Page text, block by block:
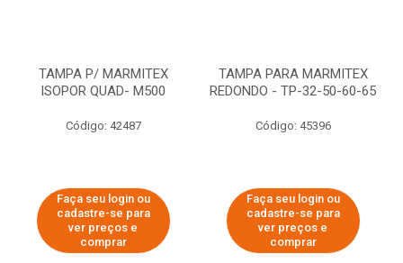
TAMPA P/ MARMITEX
ISOPOR QUAD- M500
Código: 42487
Faça seu login ou
cadastre-se para
ver preços e
comprar
TAMPA PARA MARMITEX
REDONDO - TP-32-50-60-65
Código: 45396
Faça seu login ou
cadastre-se para
ver preços e
comprar